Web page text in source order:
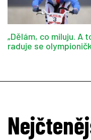
„Dělám, co miluju. A
raduje se